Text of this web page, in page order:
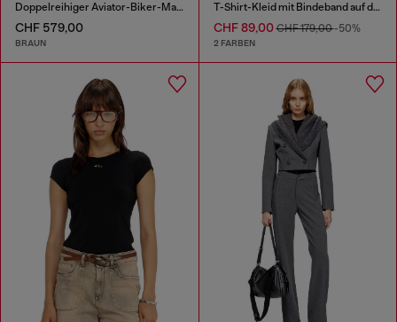
Doppelreihiger Aviator-Biker-Mantel
CHF 579,00
BRAUN
T-Shirt-Kleid mit Bindeband auf der Vorderseite
CHF 89,00CHF 179,00-50%
2 FARBEN